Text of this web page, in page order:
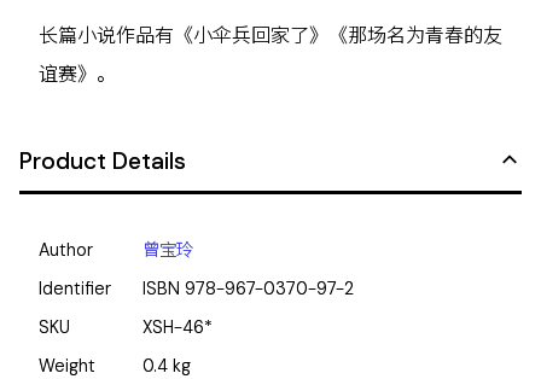
长篇小说作品有《小伞兵回家了》《那场名为青春的友
谊赛》。
Product Details
Author
曾宝玲
Identifier
ISBN978-967-0370-97-2
SKU
XSH-46*
Weight
0.4 kg